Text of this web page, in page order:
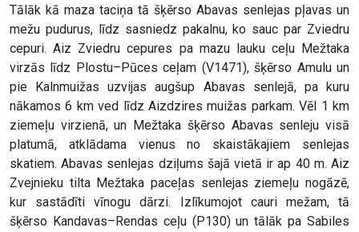
Tālāk kā maza taciņa tā šķērso Abavas senlejas pļavas un
mežu pudurus, līdz sasniedz pakalnu, ko sauc par Zviedru
cepuri. Aiz Zviedru cepures pa mazu lauku ceļu Mežtaka
virzās līdz Plostu–Pūces ceļam (V1471), šķērso Amulu un
pie Kalnmuižas uzvijas augšup Abavas senlejā, pa kuru
nākamos 6 km ved līdz Aizdzires muižas parkam. Vēl 1 km
ziemeļu virzienā, un Mežtaka šķērso Abavas senleju visā
platumā, atklādama vienus no skaistākajiem senlejas
skatiem. Abavas senlejas dziļums šajā vietā ir ap 40 m. Aiz
Zvejnieku tilta Mežtaka paceļas senlejas ziemeļu nogāzē,
kur sastādīti vīnogu dārzi. Izlīkumojot cauri mežam, tā
šķērso Kandavas–Rendas ceļu (P130) un tālāk pa Sabiles